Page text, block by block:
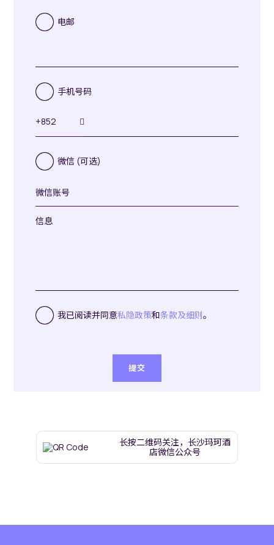
电邮
手机号码
+852
微信 (可选)
微
信息
我已阅读并同意私隐政策和条款及细则。
提交​
长按二维码关注，长沙玛珂酒
店微信公众号